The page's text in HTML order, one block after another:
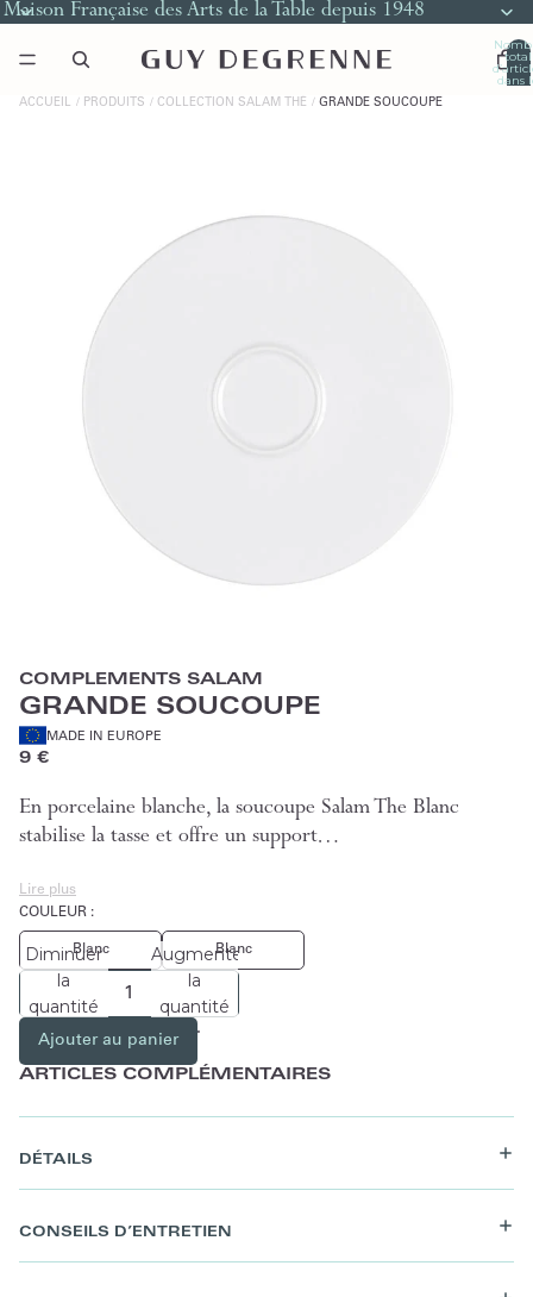
Maison Française des Arts de la Table depuis 1948
total
dans
ACCUEIL PRODUITS COLLECTION SALAM THÉ GRANDE SOUCOUPE
COMPLEMENTS SALAM
GRANDE SOUCOUPE
MADE IN EUROPE
9 €
En porcelaine blanche, la soucoupe Salam The Blanc
stabilise la tasse et offre un support…
Lire plus
COULEUR :
Blanc Blanc
Diminuer
la
quantité
Augmenter
la
quantité
Ajouter au panier
ARTICLES COMPLÉMENTAIRES
DÉTAILS
CONSEILS D’ENTRETIEN